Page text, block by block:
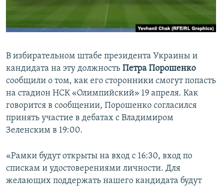
КРЫМ.НЕПОКОРЕННЫЙ
УКРАИНСКАЯ ПРОБЛЕМА КРЫМА
ПРИСОЕДИНЯЙТЕСЬ!
Все сайты RFE/RL
В избирательном штабе президента Украины и
кандидата на эту должность Петра Порошенко
сообщили о том, как его сторонники смогут попасть
на стадион НСК «Олимпийский» 19 апреля. Как
говорится в сообщении, Порошенко согласился
принять участие в дебатах с Владимиром
Зеленским в 19:00.
«Рамки будут открыты на вход с 16:30, вход по
спискам и удостоверениями личности. Для
желающих поддержать нашего кандидата будут